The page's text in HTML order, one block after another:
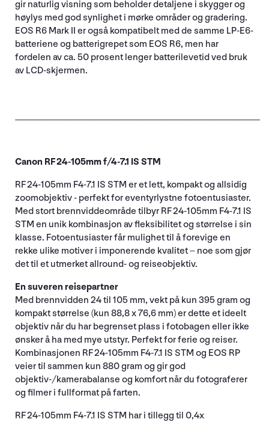
gir naturlig visning som beholder detaljene i skygger og
høylys med god synlighet i mørke områder og gradering.
EOS R6 Mark II er også kompatibelt med de samme LP-E6-
batteriene og batterigrepet som EOS R6, men har
fordelen av ca. 50 prosent lenger batterilevetid ved bruk
av LCD-skjermen.
Canon RF 24-105mm f/4-7.1 IS STM
RF 24-105mm F4-7.1 IS STM er et lett, kompakt og allsidig
zoomobjektiv - perfekt for eventyrlystne fotoentusiaster.
Med stort brennviddeområde tilbyr RF 24-105mm F4-7.1 IS
STM en unik kombinasjon av fleksibilitet og størrelse i sin
klasse. Fotoentusiaster får mulighet til å forevige en
rekke ulike motiver i imponerende kvalitet – noe som gjør
det til et utmerket allround- og reiseobjektiv.
En suveren reisepartner
Med brennvidden 24 til 105 mm, vekt på kun 395 gram og
kompakt størrelse (kun 88,8 x 76,6 mm) er dette et ideelt
objektiv når du har begrenset plass i fotobagen eller ikke
ønsker å ha med mye utstyr. Perfekt for ferie og reiser.
Kombinasjonen RF 24-105mm F4-7.1 IS STM og EOS RP
veier til sammen kun 880 gram og gir god
objektiv-/kamerabalanse og komfort når du fotograferer
og filmer i fullformat på farten.
RF 24-105mm F4-7.1 IS STM har i tillegg til 0,4x